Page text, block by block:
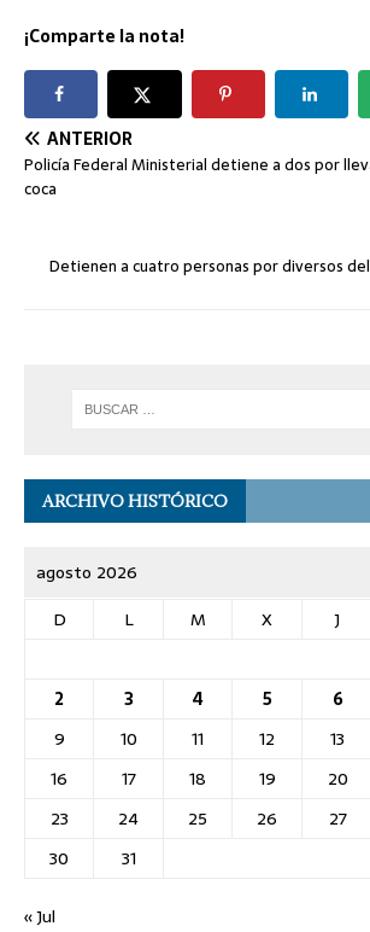
¡Comparte la nota!
ANTERIOR
Policía Federal Ministerial detiene a dos por
coca
Detienen a cuatro personas por diversos
ARCHIVO HISTÓRICO
agosto 2026
D
L M X J
2
3 4 5 6
9
10 11 12 13
16
17 18 19 20
23
24 25 26 27
30
31
« Jul